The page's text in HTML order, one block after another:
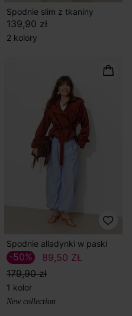
Spodnie slim z tkaniny
139,90 zł
2 kolory
Spodnie alladynki w paski
89,50 ZŁ
179,90 zł
-50%
1 kolor
New collection